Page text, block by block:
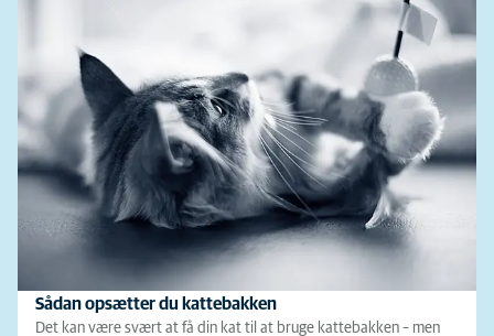
Sådan opsætter du kattebakken
Det kan være svært at få din kat til at bruge kattebakken – men